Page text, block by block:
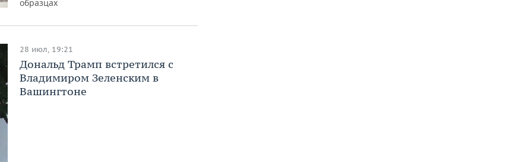
образцах
28 июл, 19:21
Дональд Трамп встретился с
Владимиром Зеленским в
Вашингтоне